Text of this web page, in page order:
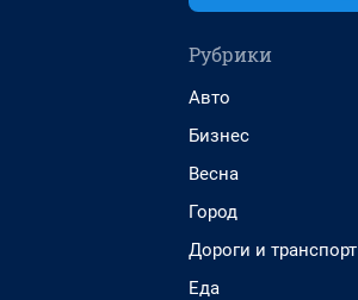
Рубрики
Авто
Бизнес
Весна
Город
Дороги и транспорт
Еда